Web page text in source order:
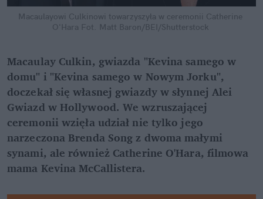
Macaulayowi Culkinowi towarzyszyła w ceremonii Catherine
O'Hara Fot. Matt Baron/BEI/Shutterstock
Macaulay Culkin, gwiazda "Kevina samego w
domu" i "Kevina samego w Nowym Jorku",
doczekał się własnej gwiazdy w słynnej Alei
Gwiazd w Hollywood. We wzruszającej
ceremonii wzięła udział nie tylko jego
narzeczona Brenda Song z dwoma małymi
synami, ale również Catherine O'Hara, filmowa
mama Kevina McCallistera.